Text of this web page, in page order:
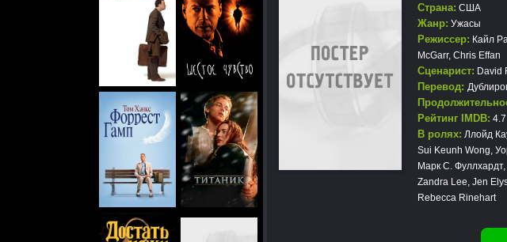
Страна: США
Жанр: Ужасы
Режиссер: Кайл
McGarr, Chris Effan
Сценарист: David
Перевод:
Рейтинг IMDB: 4.7
В ролях: Ллойд
Sui Keunh Wong,
Марк С.
Zandra Lee, Jen
Rebecca Rinehart